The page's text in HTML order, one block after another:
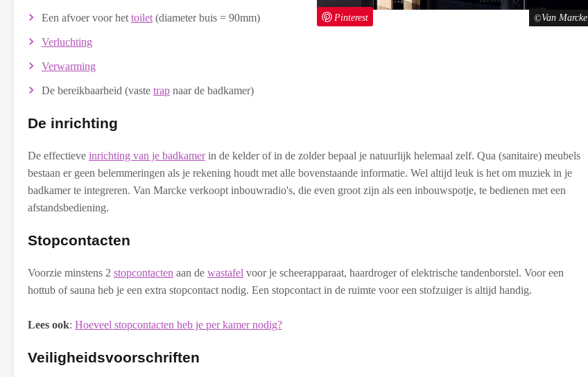
Van Marcke
Pinterest
Een afvoer voor het toilet (diameter buis = 90mm)
Verluchting
Verwarming
De bereikbaarheid (vaste trap naar de badkamer)
De inrichting
De effectieve inrichting van je badkamerin de kelder of in de zolder bepaal je natuurlijk helemaal zelf. Qua (sanitaire) meubels
bestaan er geen belemmeringen als je rekening houdt met alle bovenstaande informatie. Wel altijd leuk is het om muziek in je
badkamer te integreren. Van Marcke verkoopt inbouwradio's, die even groot zijn als een inbouwspotje, te bedienen met een
afstandsbediening.
Stopcontacten
Voorzie minstens 2 stopcontacten aan de wastafel voor je scheerapparaat, haardroger of elektrische tandenborstel. Voor een
hottub of sauna heb je een extra stopcontact nodig. Een stopcontact in de ruimte voor een stofzuiger is altijd handig.
Lees ook: Hoeveel stopcontacten heb je per kamer nodig?
Veiligheidsvoorschriften